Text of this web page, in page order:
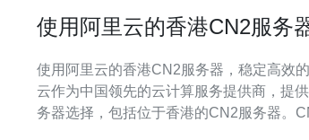
使用阿里云的香港CN2服务
使用阿里云的香港CN2服务器，稳定高效的选
云作为中国领先的云计算服务提供商，提
务器选择，包括位于香港的CN2服务器。